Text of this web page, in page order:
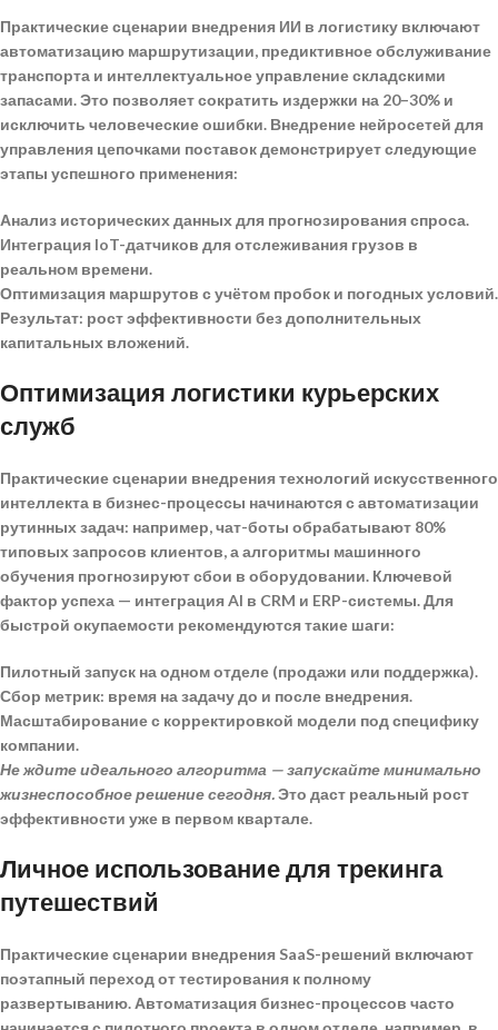
Практические сценарии внедрения ИИ в логистику включают
автоматизацию маршрутизации, предиктивное обслуживание
транспорта и интеллектуальное управление складскими
запасами. Это позволяет сократить издержки на 20–30% и
исключить человеческие ошибки. Внедрение нейросетей для
управления цепочками поставокдемонстрирует следующие
этапы успешного применения:
Анализ исторических данных для прогнозирования спроса.
Интеграция IoT-датчиков для отслеживания грузов в
реальном времени.
Оптимизация маршрутов с учётом пробок и погодных условий.
Результат: рост эффективности без дополнительных
капитальных вложений.
Оптимизация логистики курьерских
служб
Практические сценарии внедрения технологий искусственного
интеллекта в бизнес-процессы начинаются с автоматизации
рутинных задач: например, чат-боты обрабатывают 80%
типовых запросов клиентов, а алгоритмы машинного
обучения прогнозируют сбои в оборудовании. Ключевой
фактор успеха — интеграция AI в CRM и ERP-системы. Для
быстрой окупаемости рекомендуются такие шаги:
Пилотный запуск на одном отделе (продажи или поддержка).
Сбор метрик: время на задачу до и после внедрения.
Масштабирование с корректировкой модели под специфику
компании.
Не ждите идеального алгоритма — запускайте минимально
жизнеспособное решение сегодня.Это даст реальный рост
эффективности уже в первом квартале.
Личное использование для трекинга
путешествий
Практические сценарии внедрения SaaS-решений включают
поэтапный переход от тестирования к полному
развертыванию.Автоматизация бизнес-процессов часто